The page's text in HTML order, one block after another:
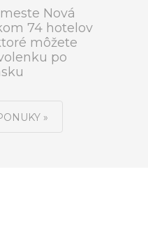
Nová
74 hotelov
môžete
po
»